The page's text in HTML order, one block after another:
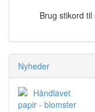
Brug stikord
Nyheder